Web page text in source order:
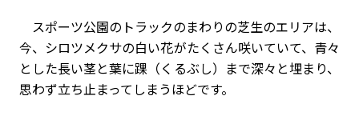
スポーツ公園のトラックのまわりの芝生のエリアは、
今、シロツメクサの白い花がたくさん咲いていて、青々
とした長い茎と葉に踝（くるぶし）まで深々と埋まり、
思わず立ち止まってしまうほどです。